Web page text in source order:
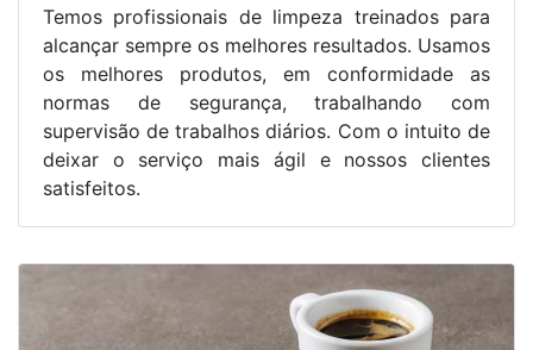
Temos profissionais de limpeza treinados para
alcançar sempre os melhores resultados. Usamos
os melhores produtos, em conformidade as
normas de segurança, trabalhando com
supervisão de trabalhos diários. Com o intuito de
deixar o serviço mais ágil e nossos clientes
satisfeitos.